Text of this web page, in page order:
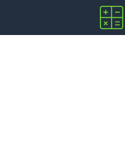
contenido